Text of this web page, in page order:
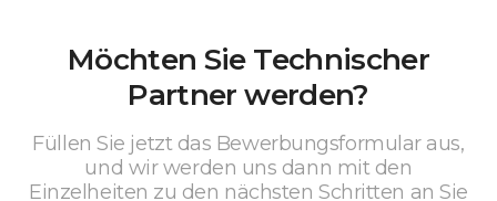
Möchten Sie Technischer
Partner werden?
Füllen Sie jetzt das Bewerbungsformular aus,
und wir werden uns dann mit den
Einzelheiten zu den nächsten Schritten an Sie